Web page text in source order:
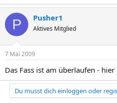
P Pusher1
Aktives Mitglied
7 Mai 2009
Das Fass ist am überlaufen -
Du musst dich einloggen oder